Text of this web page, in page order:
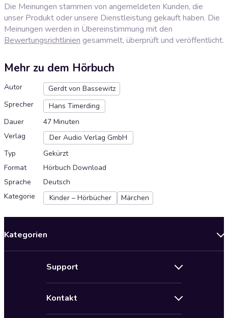
Die Meinungen stammen von angemeldeten Kunden, die
unser Produkt oder unsere Dienstleistung gekauft haben. Die
Meinungen werden in Übereinstimmung mit den
Bewertungsrichtlinien gesammelt, überprüft und veröffentlicht.
Mehr zu dem Hörbuch
Autor
Gerdt von Bassewitz
Sprecher
Hans Timerding
Dauer
47 Minuten
Verlag
Der Audio Verlag GmbH
Typ
Gekürzt
Format
Hörbuch Download
Sprache
Deutsch
Kategorie
Kinder – Hörbücher Märchen
Kategorien
Support
Kontakt